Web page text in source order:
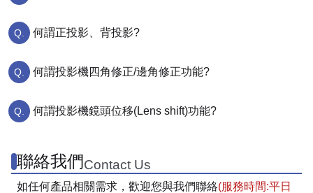
何謂正投影、背投影?
何謂投影機四角修正/邊角修正功能?
何謂投影機鏡頭位移(Lens shift)功能?
聯絡我們Contact Us
如任何產品相關需求，歡迎您與我們聯絡(服務時間:平日